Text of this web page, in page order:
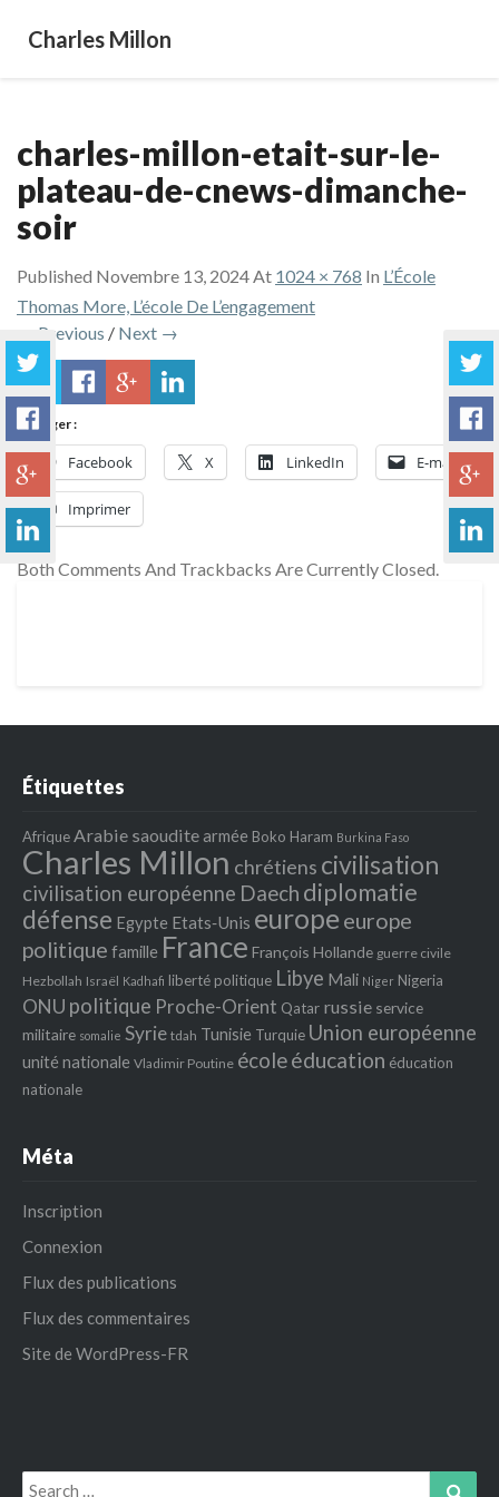
Charles Millon
charles-millon-etait-sur-le-
plateau-de-cnews-dimanche-
soir
Published Novembre 13, 2024At 1024 × 768 In L’École
Thomas More, L’école De L’engagement
← Previous / Next →
Partager :
Facebook X LinkedIn E-mail
Imprimer
Both Comments And Trackbacks Are Currently Closed.
Étiquettes
AfriqueArabie saoudite armée Boko Haram Burkina Faso
Charles Millon chrétiens civilisation
civilisation européenne Daech diplomatie
défense Egypte Etats‐Unis europeeurope
politique famille France François Hollande guerre civile
Hezbollah Israël Kadhafi liberté politique Libye Mali Niger Nigeria
ONU politique Proche-Orient Qatar russie service
militaire somalie Syrie tdah Tunisie Turquie Union européenne
unité nationale Vladimir Poutine écoleéducation éducation
nationale
Méta
Inscription
Connexion
Flux des publications
Flux des commentaires
Site de WordPress-FR
Search